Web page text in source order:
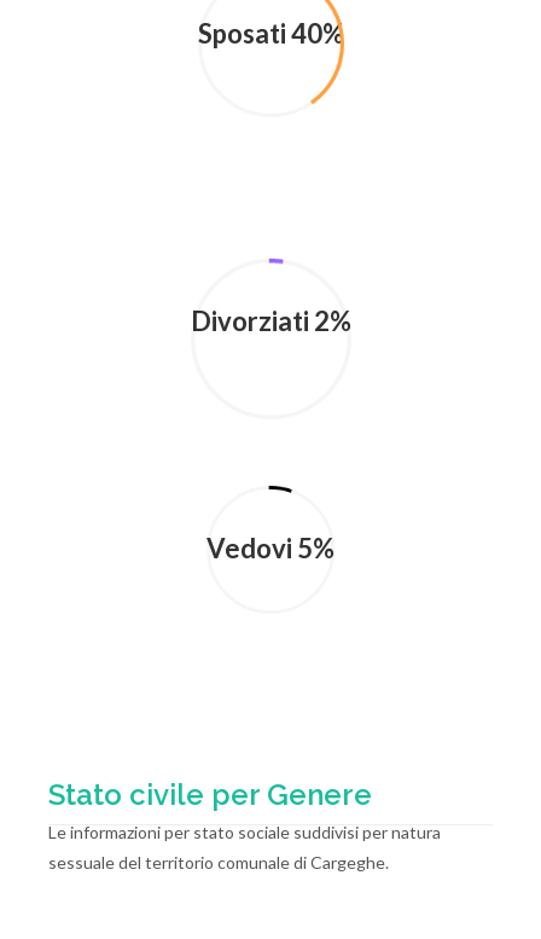
Sposati 40%
Divorziati 2%
Vedovi 5%
Stato civile per Genere
Le informazioni per stato sociale suddivisi per natura
sessuale del territorio comunale di Cargeghe.